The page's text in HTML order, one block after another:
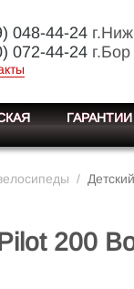
048-44-24
072-44-24г.Бор
ГАРАНТИИ
/
200